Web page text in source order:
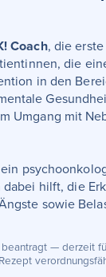
Coach, die
die
in den
Umgang mit
hilft, die
sowie
beantragt — derzeit